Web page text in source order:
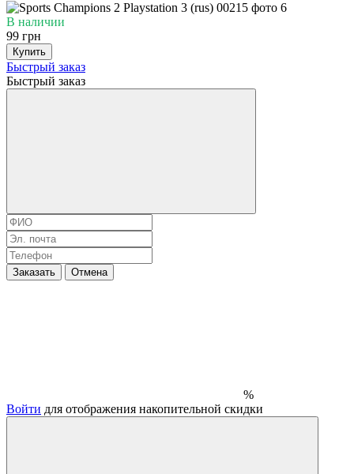
В наличии
99 грн
Купить
Быстрый заказ
Быстрый заказ
Заказать Отмена
%
Войти для отображения накопительной скидки